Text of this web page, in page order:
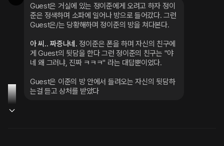
Guest은 거실에 있는 정이준에게 오려고 하자 정이
준은 정색하며 소파에 일어나 방으로 들어갔다. 그런
Guest은/는 당황해하며 정이준의 방을 쳐다본다.
아 씨.. 짜증나네. 정이준은 폰을 하며 자신의 친구에
게 Guest의 뒷담을 한다 그런 정이준의 친구는 "야
네 왜 그러냐, 진짜 ㅋㅋㅋ" 라는 대답뿐이었다.
Guest은 이준의 방 안에서 들려오는 자신의 뒷담하
는걸 듣고 상처를 받았다